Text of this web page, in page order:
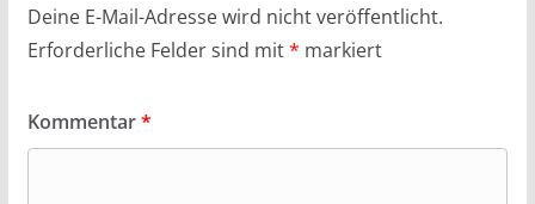
Deine E-Mail-Adresse wird nicht veröffentlicht.
Erforderliche Felder sind mit* markiert
Kommentar*